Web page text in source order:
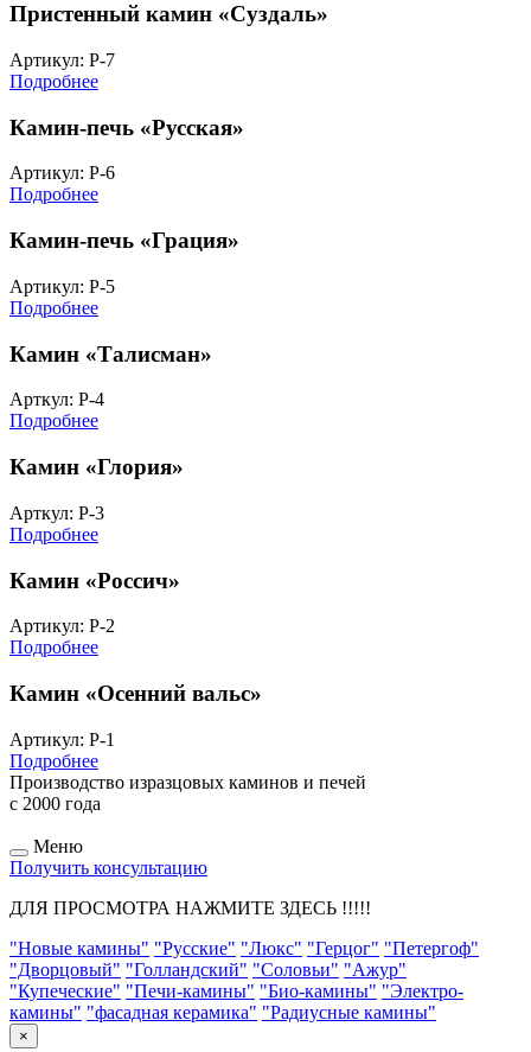
Пристенный камин «Суздаль»
Артикул: Р-7
Подробнее
Камин-печь «Русская»
Артикул: Р-6
Подробнее
Камин-печь «Грация»
Артикул: Р-5
Подробнее
Камин «Талисман»
Арткул: Р-4
Подробнее
Камин «Глория»
Арткул: Р-3
Подробнее
Камин «Россич»
Артикул: Р-2
Подробнее
Камин «Осенний вальс»
Артикул: Р-1
Подробнее
Производство изразцовых каминов и печей
с 2000 года
Меню
Получить консультацию
ДЛЯ ПРОСМОТРА НАЖМИТЕ ЗДЕСЬ !!!!!
"Новые камины" "Русские" "Люкс" "Герцог" "Петергоф"
"Дворцовый" "Голландский" "Соловьи" "Ажур"
"Купеческие" "Печи-камины" "Био-камины" "Электро-
камины" "фасадная керамика" "Радиусные камины"
×